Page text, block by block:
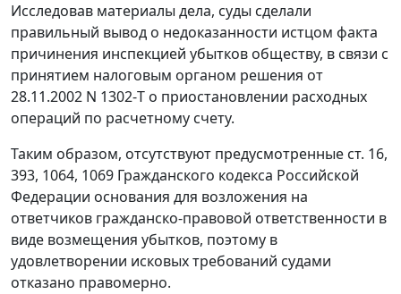
Исследовав материалы дела, суды сделали
правильный вывод о недоказанности истцом факта
причинения инспекцией убытков обществу, в связи с
принятием налоговым органом решения от
28.11.2002 N 1302-Т о приостановлении расходных
операций по расчетному счету.
Таким образом, отсутствуют предусмотренные ст. 16,
393, 1064, 1069 Гражданского кодекса Российской
Федерации основания для возложения на
ответчиков гражданско-правовой ответственности в
виде возмещения убытков, поэтому в
удовлетворении исковых требований судами
отказано правомерно.